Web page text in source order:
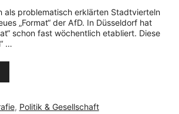
als problematisch erklärten Stadtvierteln
„Format“ der AfD. In Düsseldorf hat
schon fast wöchentlich etabliert. Diese
…
, Politik & Gesellschaft